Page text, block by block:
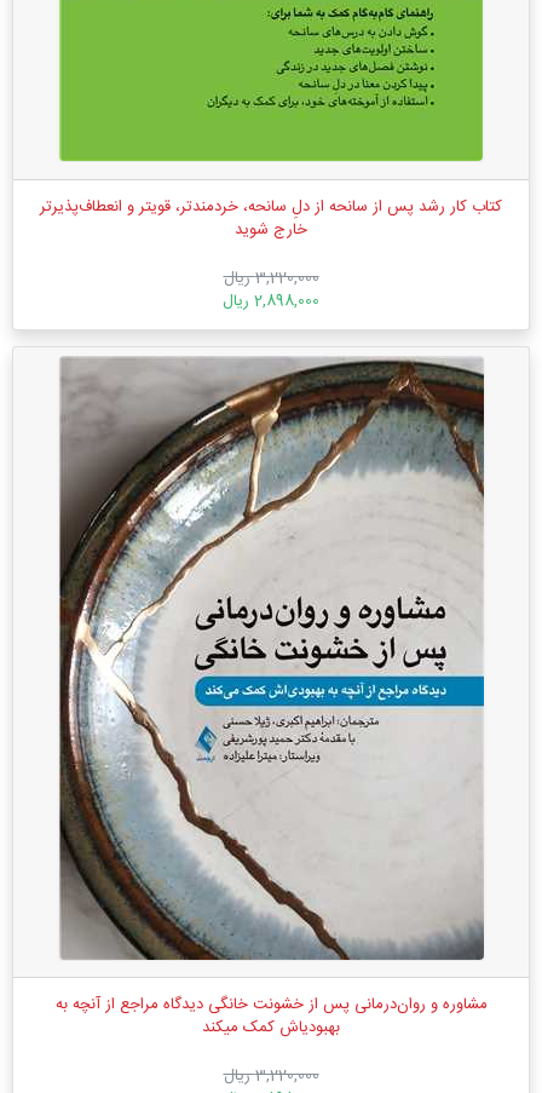
کتاب کار رشد پس از سانحه از دلِ سانحه، خردمندتر، قویتر و انعطاف‌پذیرتر
خارج شوید
3,220,000 ریال
2,898,000 ریال
مشاوره و روان‌درمانی پس از خشونت خانگی دیدگاه مراجع از آنچه به
بهبودیاش کمک میکند
3,220,000 ریال